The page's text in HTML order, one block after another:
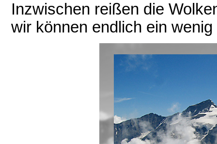
Inzwischen reißen die
wir können endlich ein